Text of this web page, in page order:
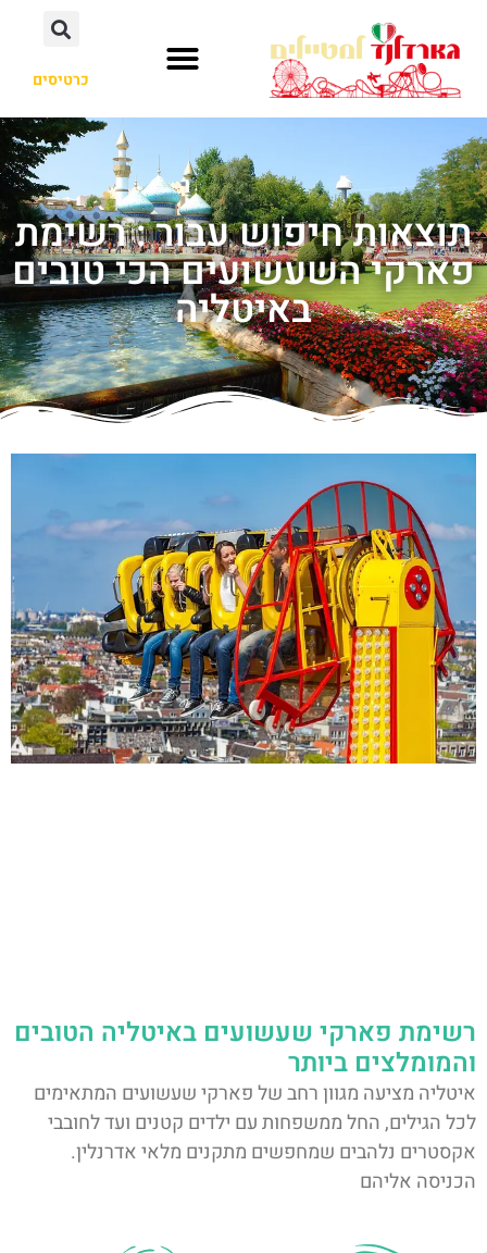
כרטיסים
תוצאות חיפוש עבור : רשימת
פארקי השעשועים הכי טובים
באיטליה
רשימת פארקי שעשועים באיטליה הטובים
והמומלצים ביותר
איטליה מציעה מגוון רחב של פארקי שעשועים המתאימים
לכל הגילים, החל ממשפחות עם ילדים קטנים ועד לחובבי
אקסטרים נלהבים שמחפשים מתקנים מלאי אדרנלין.
הכניסה אליהם